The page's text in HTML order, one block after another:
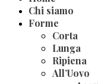
Chi siamo
Forme
Corta
Lunga
Ripiena
All’Uovo